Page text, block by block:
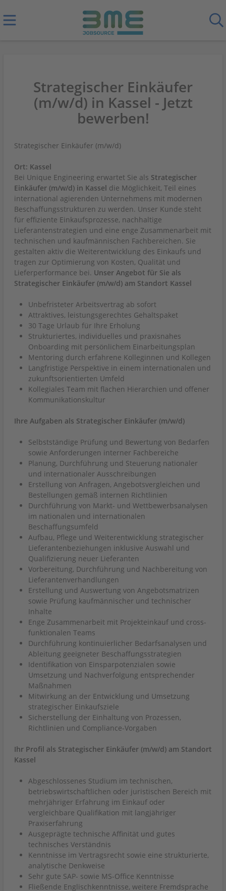
Strategischer Einkäufer
(m/w/d) in Kassel - Jetzt
bewerben!
Strategischer Einkäufer (m/w/d)
Ort: Kassel
Bei Unique Engineering erwartet Sie als Strategischer
Einkäufer (m/w/d) in Kassel die Möglichkeit, Teil eines
international agierenden Unternehmens mit modernen
Beschaffungsstrukturen zu werden. Unser Kunde steht
für effiziente Einkaufsprozesse, nachhaltige
Lieferantenstrategien und eine enge Zusammenarbeit mit
technischen und kaufmännischen Fachbereichen. Sie
gestalten aktiv die Weiterentwicklung des Einkaufs und
tragen zur Optimierung von Kosten, Qualität und
Lieferperformance bei. Unser Angebot für Sie als
Strategischer Einkäufer (m/w/d) am Standort Kassel
Unbefristeter Arbeitsvertrag ab sofort
Attraktives, leistungsgerechtes Gehaltspaket
30 Tage Urlaub für Ihre Erholung
Strukturiertes, individuelles und praxisnahes
Onboarding mit persönlichem Einarbeitungsplan
Mentoring durch erfahrene Kolleginnen und Kollegen
Langfristige Perspektive in einem internationalen und
zukunftsorientierten Umfeld
Kollegiales Team mit flachen Hierarchien und offener
Kommunikationskultur
Ihre Aufgaben als Strategischer Einkäufer (m/w/d)
Selbstständige Prüfung und Bewertung von Bedarfen
sowie Anforderungen interner Fachbereiche
Planung, Durchführung und Steuerung nationaler
und internationaler Ausschreibungen
Erstellung von Anfragen, Angebotsvergleichen und
Bestellungen gemäß internen Richtlinien
Durchführung von Markt- und Wettbewerbsanalysen
im nationalen und internationalen
Beschaffungsumfeld
Aufbau, Pflege und Weiterentwicklung strategischer
Lieferantenbeziehungen inklusive Auswahl und
Qualifizierung neuer Lieferanten
Vorbereitung, Durchführung und Nachbereitung von
Lieferantenverhandlungen
Erstellung und Auswertung von Angebotsmatrizen
sowie Prüfung kaufmännischer und technischer
Inhalte
Enge Zusammenarbeit mit Projekteinkauf und cross-
funktionalen Teams
Durchführung kontinuierlicher Bedarfsanalysen und
Ableitung geeigneter Beschaffungsstrategien
Identifikation von Einsparpotenzialen sowie
Umsetzung und Nachverfolgung entsprechender
Maßnahmen
Mitwirkung an der Entwicklung und Umsetzung
strategischer Einkaufsziele
Sicherstellung der Einhaltung von Prozessen,
Richtlinien und Compliance-Vorgaben
Ihr Profil als Strategischer Einkäufer (m/w/d) am Standort
Kassel
Abgeschlossenes Studium im technischen,
betriebswirtschaftlichen oder juristischen Bereich mit
mehrjähriger Erfahrung im Einkauf oder
vergleichbare Qualifikation mit langjähriger
Praxiserfahrung
Ausgeprägte technische Affinität und gutes
technisches Verständnis
Kenntnisse im Vertragsrecht sowie eine strukturierte,
analytische Denkweise
Sehr gute SAP- sowie MS-Office Kenntnisse
Fließende Englischkenntnisse, weitere Fremdsprache